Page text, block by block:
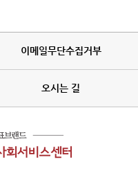
이메일무단수집거부
오시는 길